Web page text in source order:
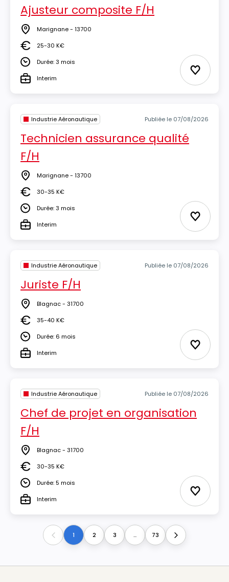
Ajusteur composite F/H
Lieu Marignane - 13700
Salaire25-30 K€
DuréeDurée: 3 mois
TypeInterim Ajouter
Industrie Aéronautique Publiée le 07/08/2026
Technicien assurance qualité
F/H
Lieu Marignane - 13700
Salaire30-35 K€
DuréeDurée: 3 mois
TypeInterim Ajouter
Industrie Aéronautique Publiée le 07/08/2026
Juriste F/H
Lieu Blagnac - 31700
Salaire35-40 K€
DuréeDurée: 6 mois
TypeInterim Ajouter
Industrie Aéronautique Publiée le 07/08/2026
Chef de projet en organisation
F/H
Lieu Blagnac - 31700
Salaire30-35 K€
DuréeDurée: 5 mois
TypeInterim Ajouter
Previous1 2 3 ... 73 Next